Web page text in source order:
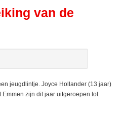
van de
jeugdlintje. Joyce Hollander (13 jaar)
zijn dit jaar uitgeroepen tot